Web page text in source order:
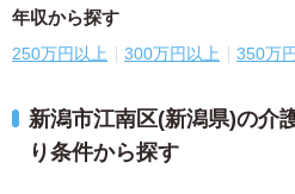
年収から探す
250万円以上 300万円以上 350万
新潟市江南区(新潟県)の介
り条件から探す